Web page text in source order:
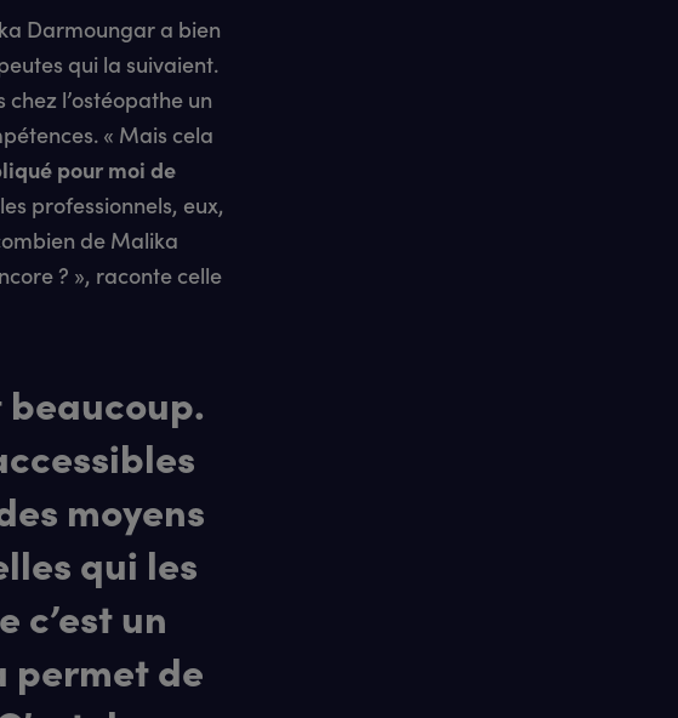
Darmoungar a bien
qui la suivaient.
l’ostéopathe un
« Mais cela
pour moi de
professionnels, eux,
de Malika
? », raconte celle
moyens
qui les
c’est un
permet de